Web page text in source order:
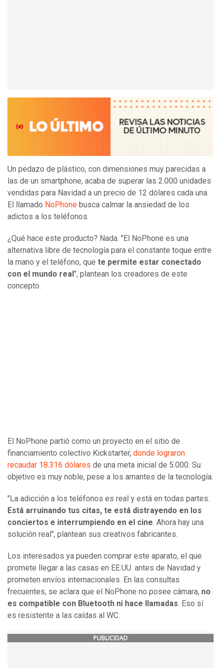
Un pedazo de plástico, con dimensiones muy parecidas a
las de un smartphone, acaba de superar las 2.000 unidades
vendidas para Navidad a un precio de 12 dólares cada una.
El llamado NoPhone busca calmar la ansiedad de los
adictos a los teléfonos.
¿Qué hace este producto? Nada. "El NoPhone es una
alternativa libre de tecnología para el constante toque entre
la mano y el teléfono, que te permite estar conectado
con el mundo real ", plantean los creadores de este
concepto.
El NoPhone partió como un proyecto en el sitio de
financiamiento colectivo Kickstarter, donde lograron
recaudar 18.316 dólares de una meta inicial de 5.000. Su
objetivo es muy noble, pese a los amantes de la tecnología.
"La adicción a los teléfonos es real y está en todas partes.
Está arruinando tus citas, te está distrayendo en los
conciertos e interrumpiendo en el cine. Ahora hay una
solución real", plantean sus creativos fabricantes.
Los interesados ya pueden comprar este aparato, el que
promete llegar a las casas en EE.UU. antes de Navidad y
prometen envíos internacionales. En las consultas
frecuentes, se aclara que el NoPhone no posee cámara, no
es compatible con Bluetooth ni hace llamadas. Eso sí
es resistente a las caídas al WC.
PUBLICIDAD